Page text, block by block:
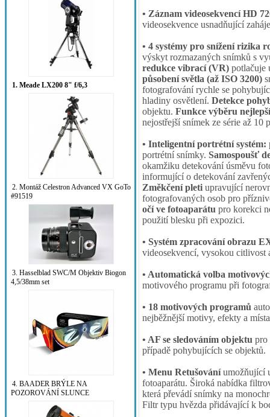
1. Meade LX200 8" f/6,3
2. Montáž Celestron Advanced VX GoTo
#91519
3. Hasselblad SWC/M Objektiv Biogon
4,5/38mm set
4. BAADER BRÝLE NA
POZOROVÁNÍ SLUNCE
• Záznam videosekvencí HD
videosekvence usnadňující
• 4 systémy pro snížení rizika
výskyt rozmazaných snímků s
redukce vibrací (VR) potlačuje
působení světla (až ISO 3200)
fotografování rychle se
hladiny osvětlení. Detekce
objektu. Funkce výběru
nejostřejší snímek ze série až 10
• Inteligentní portrétní systém:
portrétní snímky. Samospoušť
okamžiku detekování úsměvu
informující o detekování
Změkčení pleti upravující
fotografovaných osob pro
očí ve fotoaparátu pro korekci
použití blesku při expozici.
• Systém zpracování obrazu
videosekvencí, vysokou citlivost
• Automatická volba
motivového programu při
• 18 motivových programů
nejběžnější motivy, efekty a
• AF se sledováním objektu pro
případě pohybujících se objektů.
• Menu Retušováníumožňující
fotoaparátu. Široká nabídka
která převádí snímky na
Filtr typu hvězda přidávající k